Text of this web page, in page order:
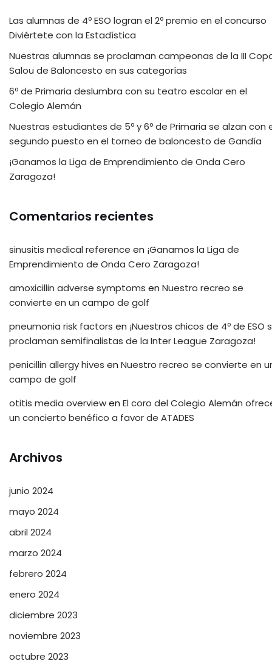
Las alumnas de 4º ESO logran el 2º premio en el concurso
Diviértete con la Estadística
Nuestras alumnas se proclaman campeonas de la III
Salou de Baloncesto en sus categorías
6º de Primaria deslumbra con su teatro escolar en el
Colegio Alemán
Nuestras estudiantes de 5º y 6º de Primaria se alzan con
segundo puesto en el torneo de baloncesto de Gandía
¡Ganamos la Liga de Emprendimiento de Onda Cero
Zaragoza!
Comentarios recientes
sinusitis medical reference en ¡Ganamos la Liga de
Emprendimiento de Onda Cero Zaragoza!
amoxicillin adverse symptoms en Nuestro recreo se
convierte en un campo de golf
pneumonia risk factors en ¡Nuestros chicos de 4º de ESO
proclaman semifinalistas de la Inter League Zaragoza!
penicillin allergy hives en Nuestro recreo se convierte en
campo de golf
otitis media overviewen El coro del Colegio Alemán
un concierto benéfico a favor de ATADES
Archivos
junio 2024
mayo 2024
abril 2024
marzo 2024
febrero 2024
enero 2024
diciembre 2023
noviembre 2023
octubre 2023